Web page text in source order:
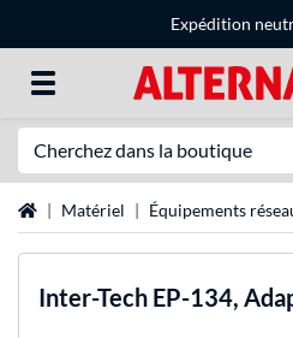
Expédition
Page d'accueil
Matériel Équipements
Inter-Tech EP-134,